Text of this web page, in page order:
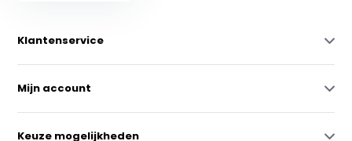
Klantenservice
Mijn account
Keuze mogelijkheden